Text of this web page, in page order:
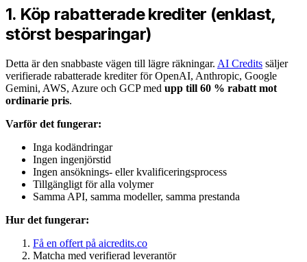
1. Köp rabatterade krediter (enklast,
störst besparingar)
Detta är den snabbaste vägen till lägre räkningar. AI Credits säljer
verifierade rabatterade krediter för OpenAI, Anthropic, Google
Gemini, AWS, Azure och GCP med upp till 60 % rabatt mot
ordinarie pris.
Varför det fungerar:
Inga kodändringar
Ingen ingenjörstid
Ingen ansöknings- eller kvalificeringsprocess
Tillgängligt för alla volymer
Samma API, samma modeller, samma prestanda
Hur det fungerar:
Få en offert på aicredits.co
Matcha med verifierad leverantör